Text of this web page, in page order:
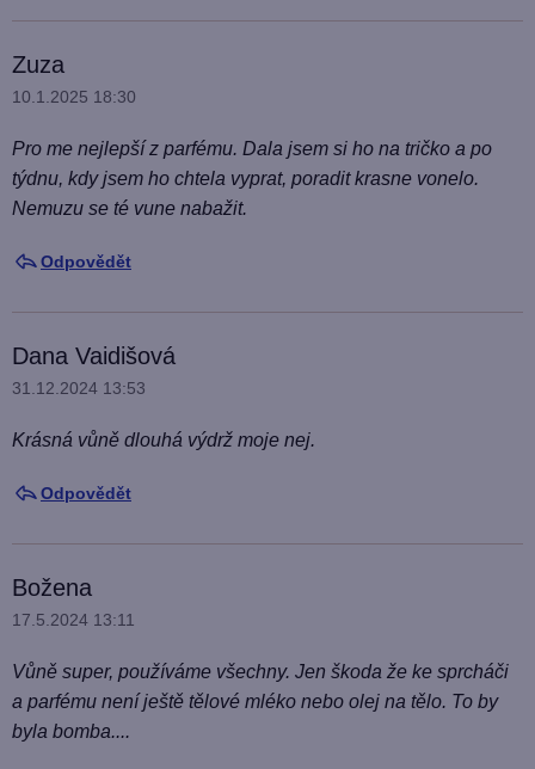
Zuza
10.1.2025 18:30
Pro me nejlepší z parfému. Dala jsem si ho na tričko a po
týdnu, kdy jsem ho chtela vyprat, poradit krasne vonelo.
Nemuzu se té vune nabažit.
Odpovědět
Dana Vaidišová
31.12.2024 13:53
Krásná vůně dlouhá výdrž moje nej.
Odpovědět
Božena
17.5.2024 13:11
Vůně super, používáme všechny. Jen škoda že ke sprcháči
a parfému není ještě tělové mléko nebo olej na tělo. To by
byla bomba....